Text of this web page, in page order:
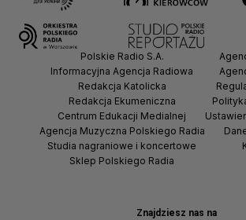
Znajdziesz nas na
Polskie Radio S.A.
Informacyjna Agencja Radiowa
Redakcja Katolicka
Redakcja Ekumeniczna
Centrum Edukacji Medialnej
Agencja Muzyczna Polskiego Radia
Studia nagraniowe i koncertowe
Sklep Polskiego Radia